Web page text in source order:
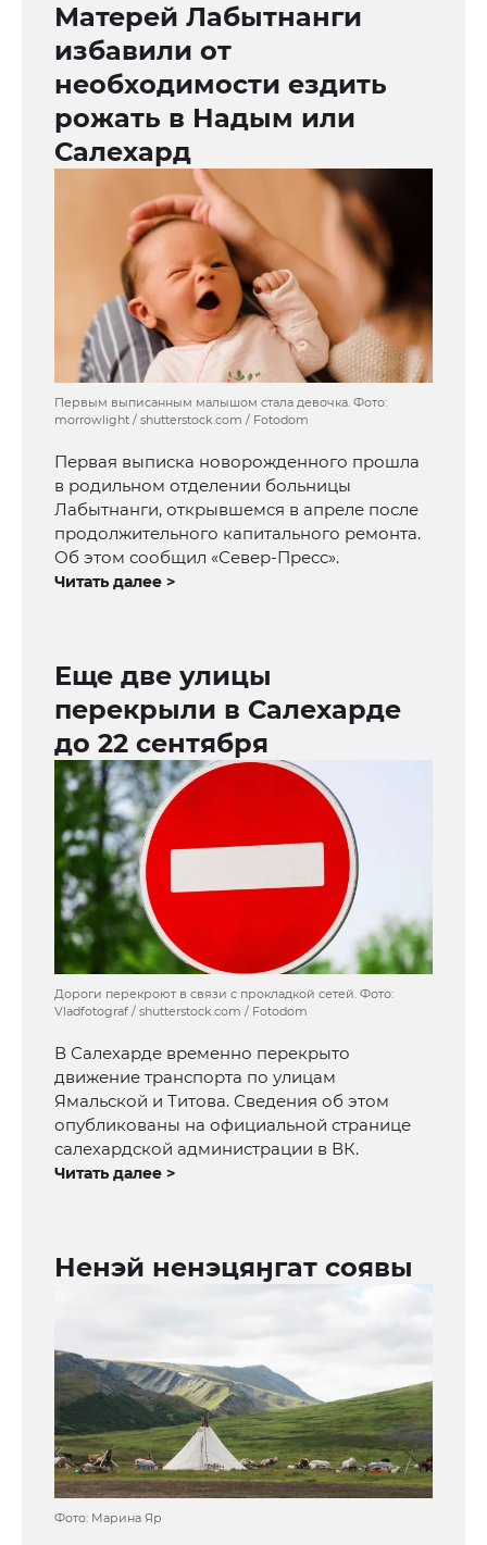
Матерей Лабытнанги
избавили от
необходимости ездить
рожать в Надым или
Салехард
Первым выписанным малышом стала девочка. Фото:
morrowlight / shutterstock.com / Fotodom
Первая выписка новорожденного прошла
в родильном отделении больницы
Лабытнанги, открывшемся в апреле после
продолжительного капитального ремонта.
Об этом сообщил «Север-Пресс».
Читать далее >
Еще две улицы
перекрыли в Салехарде
до 22 сентября
Дороги перекроют в связи с прокладкой сетей. Фото:
Vladfotograf / shutterstock.com / Fotodom
В Салехарде временно перекрыто
движение транспорта по улицам
Ямальской и Титова. Сведения об этом
опубликованы на официальной странице
салехардской администрации в ВК.
Читать далее >
Ненэй ненэцяӈгат соявы
Фото: Марина Яр